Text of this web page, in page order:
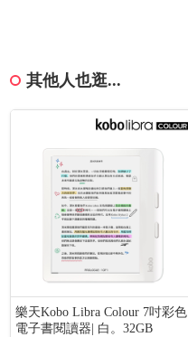
其他人也逛...
樂天Kobo Libra Colour 7吋彩色
電子書閱讀器| 白。32GB